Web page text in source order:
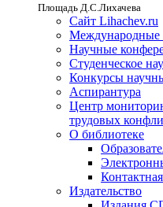
Площадь Д.С.Лихачева
Сайт Lihachev.ru
Международные
Научные
Студенческое
Конкурсы
Аспирантура
Центр
трудовых
О библиотеке
Издательство